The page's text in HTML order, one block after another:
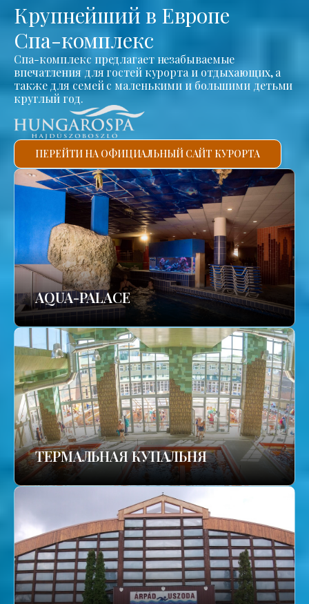
Крупнейший в Европе
Спа-комплекс
Спа-комплекс предлагает незабываемые
впечатления для гостей курорта и отдыхающих, а
также для семей с маленькими и большими детьми
круглый год.
ПЕРЕЙТИ НА ОФИЦИАЛЬНЫЙ САЙТ КУРОРТА
AQUA-PALACE
TЕРМАЛЬНАЯ КУПАЛЬНЯ